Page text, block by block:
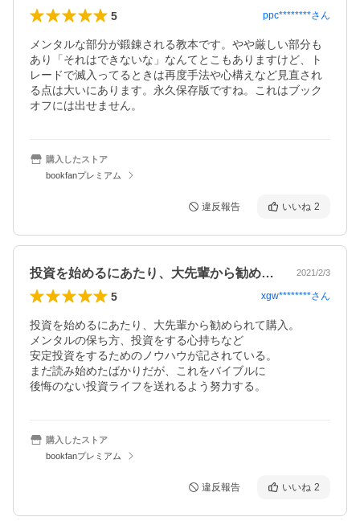
5 ppc********さん
メンタルな部分が鍛錬される教本です。やや厳しい部分も
あり「それはできないな」なんてとこもありますけど、ト
レードで滅入ってるときは再度手法や心構えなど見直され
る点は大いにあります。永久保存版ですね。これはブック
オフには出せません。
購入したストア
bookfanプレミアム
違反報告 いいね 2
投資を始めるにあたり、大先輩から勧めら… 2021/2/3
5 xgw********さん
投資を始めるにあたり、大先輩から勧められて購入。
メンタルの保ち方、投資をする心持ちなど
安定投資をするためのノウハウが記されている。
まだ読み始めたばかりだが、これをバイブルに
後悔のない投資ライフを送れるよう努力する。
購入したストア
bookfanプレミアム
違反報告 いいね 2